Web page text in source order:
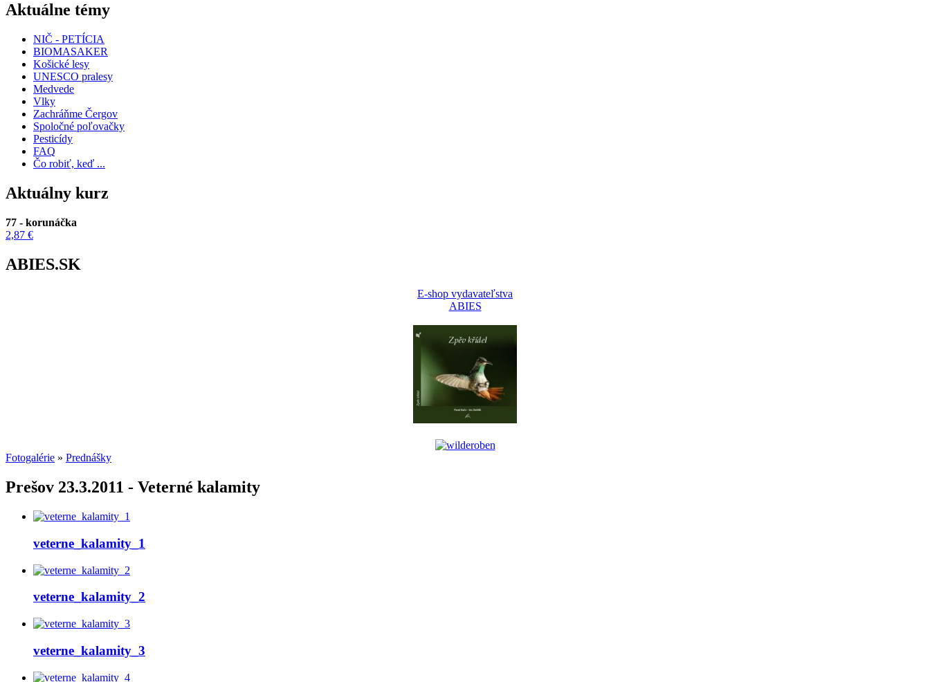
Aktuálne témy
NIČ - PETÍCIA
BIOMASAKER
Košické lesy
UNESCO pralesy
Medvede
Vlky
Zachráňme Čergov
Spoločné poľovačky
Pesticídy
FAQ
Čo robiť, keď ...
Aktuálny kurz
77 - korunáčka
2,87 €
ABIES.SK
E-shop vydavateľstva
ABIES
Fotogalérie » Prednášky
Prešov 23.3.2011 - Veterné kalamity
veterne_kalamity_1
veterne_kalamity_2
veterne_kalamity_3